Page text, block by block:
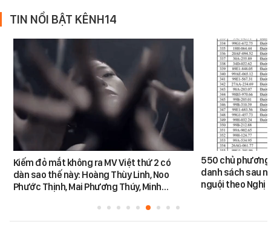
TIN NỔI BẬT KÊNH14
Kiếm đỏ mắt không ra MV Việt thứ 2 có
dàn sao thế này: Hoàng Thùy Linh, Noo
Phước Thịnh, Mai Phương Thúy, Minh…
550 chủ
danh sách sau
nguội theo Nghị